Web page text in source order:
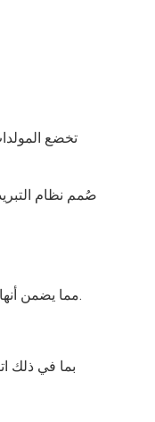
أو أن هذه المولدات تتضمن شهادات ISO9001 و CE و ISO14001، مما يضمن أنها تلبي المعايير الدولية للجودة والإدارة البيئية والسلامة.
بما في ذلك